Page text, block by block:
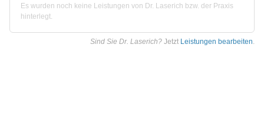
Es wurden noch keine Leistungen von Dr. Laserich bzw. der Praxis
hinterlegt.
Sind Sie Dr. Laserich? Jetzt Leistungen bearbeiten.